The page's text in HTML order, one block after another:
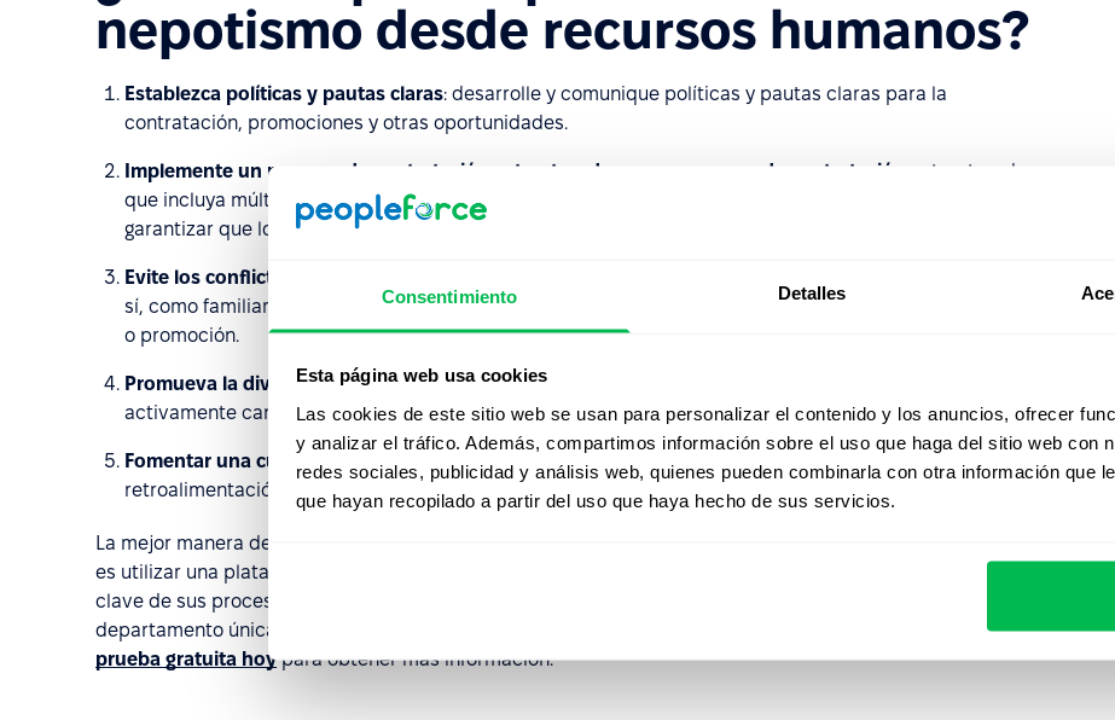
Consentimiento Detalles
Esta página web usa cookies
Las cookies de este sitio web se usan para personalizar el contenido y los anuncios, ofrecer
y analizar el tráfico. Además, compartimos información sobre el uso que haga del sitio web con
redes sociales, publicidad y análisis web, quienes pueden combinarla con otra información que
que hayan recopilado a partir del uso que haya hecho de sus servicios.
nepotismo desde recursos humanos?
Establezca políticas y pautas claras: desarrolle y comunique políticas y pautas claras para la
contratación, promociones y otras oportunidades.
Implemente un proceso de contratación estructurado proceso de contratación
estructurado
que incluya múltiples rondas de entrevistas, evaluaciones y verificaciones de referencias para
garantizar que los candidatos sean evaluados de manera justa y objetiva.
Evite los conflictos de interés
sí, como familiares o amigos cercanos, no estén involucrados en las mismas decisiones de contratación
o promoción.
Promueva la diversidad y la inclusión: fomente la diversidad y la inclusión buscando y considerando
activamente candidatos de con diferentes orígenes y experiencias.
Fomentar una cultura de transparencia y responsabilidad
: fomentar la comunicación abierta y la
retroalimentación entre empleados y managers.
La mejor manera de asegurar que su empresa ha implementado todos los pasos descritos anteriormente
es utilizar una plataforma integral de recursos humanos como PeopleForce. Automatiza todos los aspectos
clave de sus procesos de recursos humanos y garantiza que pueda basar el desempeño de su
departamento únicamente en el mérito y la capacidad, evitando así los peligros del nepotismo. Solicite una
prueba gratuita hoypara obtener más información.